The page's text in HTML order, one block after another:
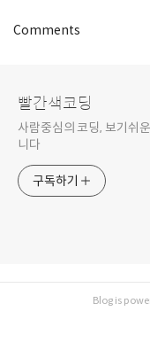
Comments
빨간색코딩
사람중심의 코딩, 보기쉬
니다
구독하기
Blog is